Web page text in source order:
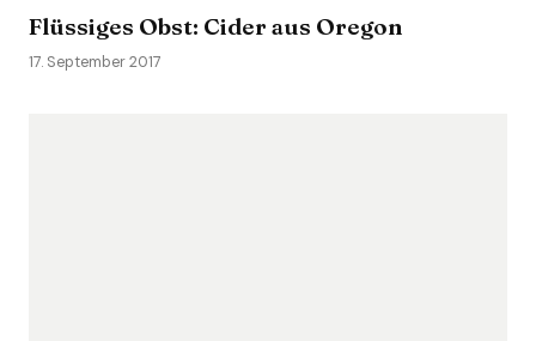
Flüssiges Obst: Cider aus Oregon
17. September 2017